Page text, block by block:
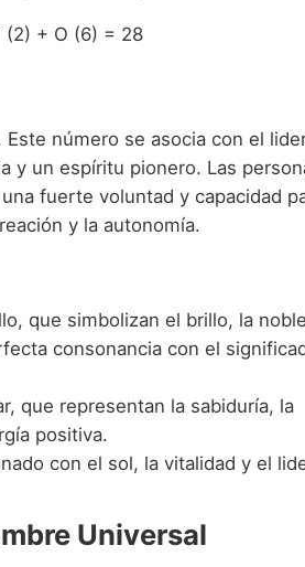
(2) + O (6) = 28
Este número se asocia con el
y un espíritu pionero. Las
fuerte voluntad y capacidad
y la autonomía.
que simbolizan el brillo, la
consonancia con el
que representan la sabiduría, la
positiva.
con el sol, la vitalidad y el
Universal